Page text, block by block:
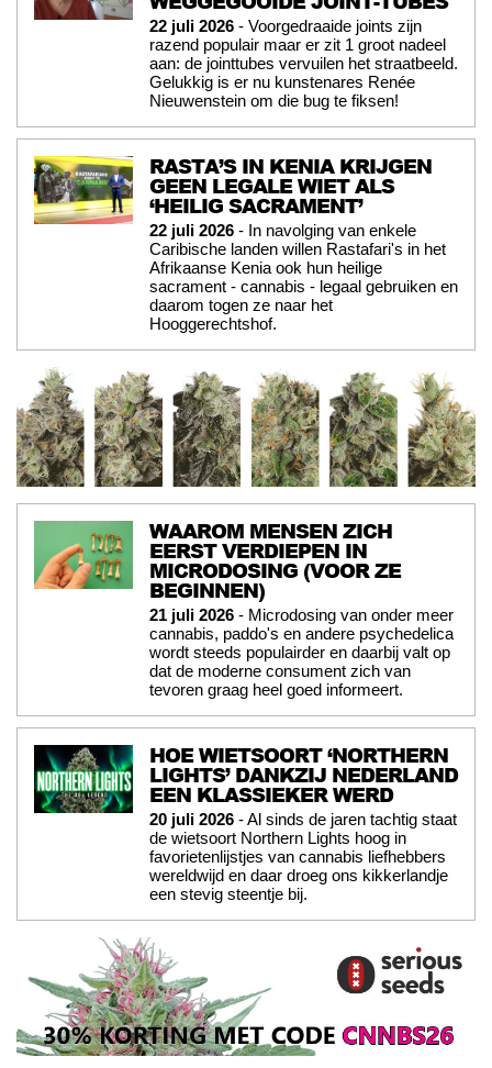
22 juli 2026 - Voorgedraaide joints zijn
razend populair maar er zit 1 groot nadeel
aan: de jointtubes vervuilen het straatbeeld.
Gelukkig is er nu kunstenares Renée
Nieuwenstein om die bug te fiksen!
RASTA’S IN KENIA KRIJGEN
GEEN LEGALE WIET ALS
‘HEILIG SACRAMENT’
22 juli 2026 - In navolging van enkele
Caribische landen willen Rastafari's in het
Afrikaanse Kenia ook hun heilige
sacrament - cannabis - legaal gebruiken en
daarom togen ze naar het
Hooggerechtshof.
WAAROM MENSEN ZICH
EERST VERDIEPEN IN
MICRODOSING (VOOR ZE
BEGINNEN)
21 juli 2026 - Microdosing van onder meer
cannabis, paddo's en andere psychedelica
wordt steeds populairder en daarbij valt op
dat de moderne consument zich van
tevoren graag heel goed informeert.
HOE WIETSOORT ‘NORTHERN
LIGHTS’ DANKZIJ NEDERLAND
EEN KLASSIEKER WERD
20 juli 2026 - Al sinds de jaren tachtig staat
de wietsoort Northern Lights hoog in
favorietenlijstjes van cannabis liefhebbers
wereldwijd en daar droeg ons kikkerlandje
een stevig steentje bij.